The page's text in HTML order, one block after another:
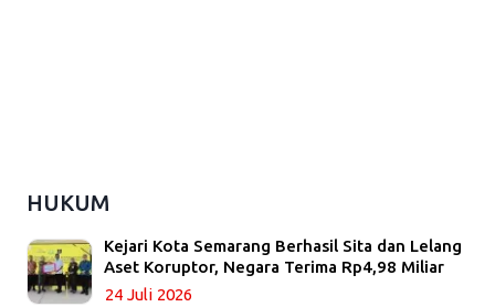
HUKUM
Kejari Kota Semarang Berhasil Sita dan Lelang
Aset Koruptor, Negara Terima Rp4,98 Miliar
24 Juli 2026